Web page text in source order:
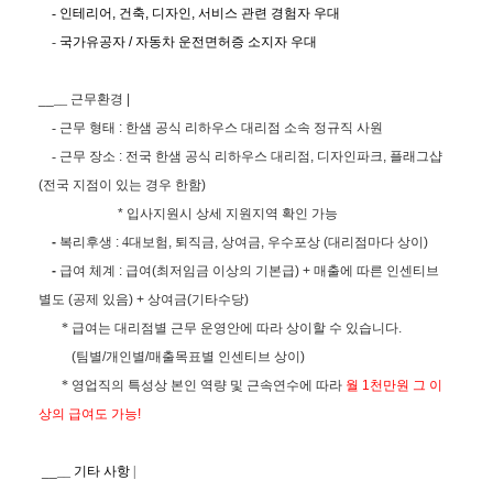
- 인테리어 , 건축, 디자인, 서비스 관련 경험자 우대
- 국가유공자 /자동차 운전면허증 소지자 우대
근무환경
- 근무 형태 : 한샘 공식 리하우스 대리점 소속 정규직 사원
- 근무 장소 : 전국 한샘 공식 리하우스 대리점 , 디자인파크, 플래그샵
(전국 지점이 있는 경우 한함)
* 입사지원시 상세 지원지역 확인 가능
- 복리후생 : 4대보험 , 퇴직금, 상여금, 우수포상 (대리점마다 상이 )
- 급여 체계 : 급여(최저임금 이상의 기본급) + 매출에 따른 인센티브
별도 (공제 있음) + 상여금(기타수당)
* 급여는 대리점별 근무 운영안에 따라 상이할 수 있습니다.
(팀별/개인별/매출목표별 인센티브 상이 )
* 영업직의 특성상 본인 역량 및 근속연수에 따라 월 1천만원 그 이
상의 급여 도 가능!
기타 사항